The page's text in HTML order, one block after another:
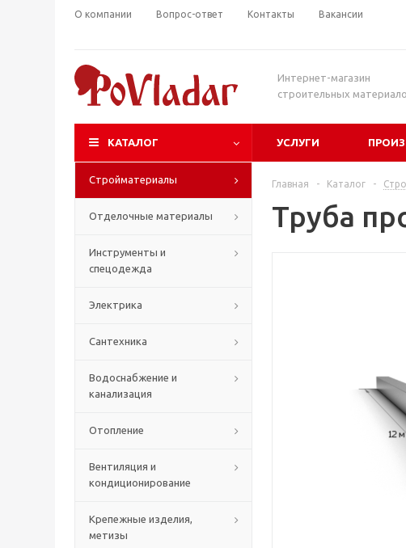
О компании Вопрос-ответ Контакты Вакансии
Интернет-магазин
строительных
КАТАЛОГ УСЛУГИ
Стройматериалы
Отделочные материалы
Инструменты и
спецодежда
Электрика
Сантехника
Водоснабжение и
канализация
Отопление
Вентиляция и
кондиционирование
Крепежные изделия,
метизы
Главная - Каталог -
Труба